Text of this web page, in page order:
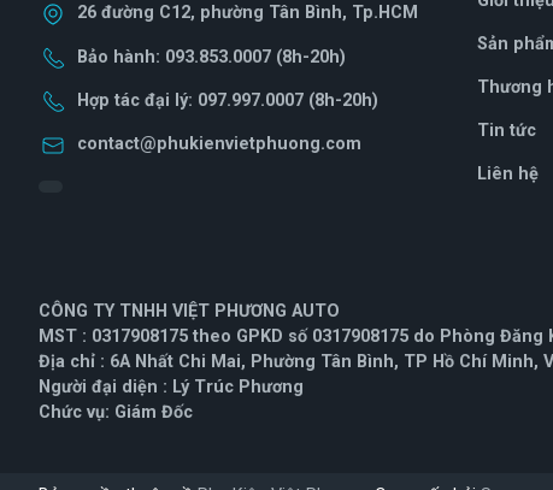
26 đường C12, phường Tân Bình, Tp.HCM
Bảo hành: 093.853.0007 (8h-20h)
Hợp tác đại lý: 097.997.0007 (8h-20h)
contact@phukienvietphuong.com
Sản
Thương
Tin tức
Liên hệ
CÔNG TY TNHH VIỆT PHƯƠNG AUTO
MST : 0317908175 theo GPKD số 0317908175 do Phòng
Địa chỉ : 6A Nhất Chi Mai, Phường Tân Bình, TP Hồ Chí Minh,
Người đại diện : Lý Trúc Phương
Chức vụ: Giám Đốc